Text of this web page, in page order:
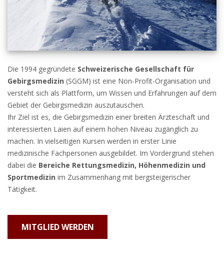
Die 1994 gegründete Schweizerische Gesellschaft für
Gebirgsmedizin (SGGM) ist eine Non-Profit-Organisation und
versteht sich als Plattform, um Wissen und Erfahrungen auf dem
Gebiet der Gebirgsmedizin auszutauschen.
Ihr Ziel ist es, die Gebirgsmedizin einer breiten Ärzteschaft und
interessierten Laien auf einem hohen Niveau zugänglich zu
machen. In vielseitigen Kursen werden in erster Linie
medizinische Fachpersonen ausgebildet. Im Vordergrund stehen
dabei die Bereiche Rettungsmedizin, Höhenmedizin und
Sportmedizin im Zusammenhang mit bergsteigerischer
Tätigkeit.
MITGLIED WERDEN